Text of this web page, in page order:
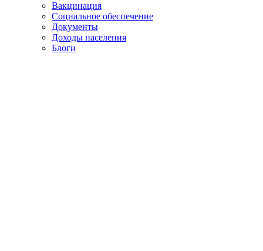
Вакцинация
Социальное обеспечение
Документы
Доходы населения
Блоги